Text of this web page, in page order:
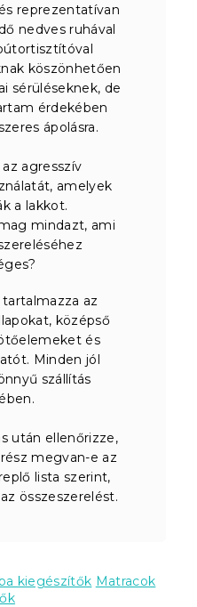
reprezentatívan
nedves ruhával
köszönhetően
sérüléseknek, de
érdekében
ápolásra.
agresszív
amelyek
a lakkot.
mindazt, ami
az
középső
és
Minden jól
szállítás
után ellenőrizze,
megvan-e az
lista szerint,
összeszerelést.
kiegészítők Matracok